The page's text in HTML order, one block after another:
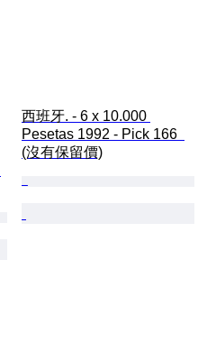
西班牙. - 6 x 10.000
Pesetas 1992 - Pick 166
(沒有保留價)